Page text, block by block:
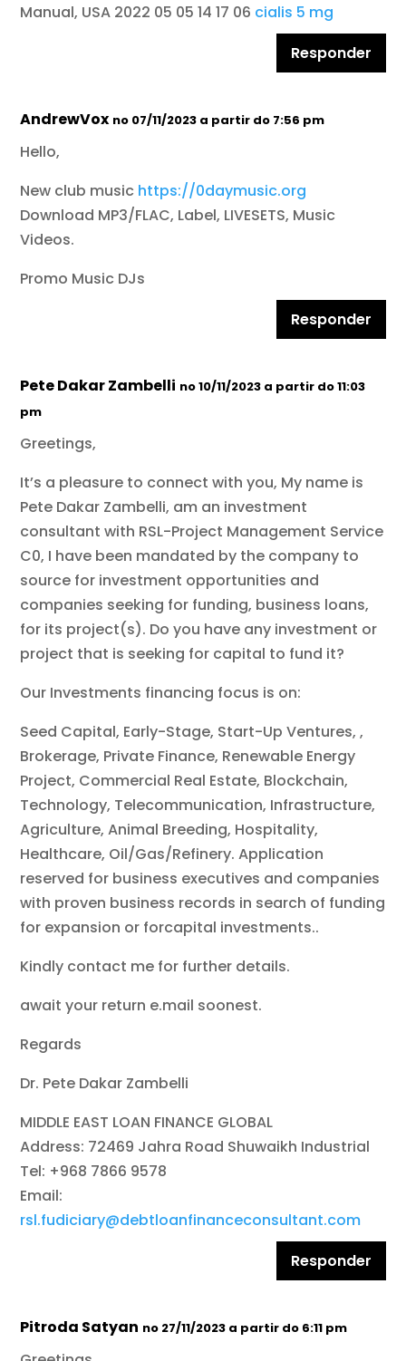
Manual, USA 2022 05 05 14 17 06 cialis 5 mg
Responder
AndrewVox no 07/11/2023 a partir do 7:56 pm
Hello,
New club music https://0daymusic.org
Download MP3/FLAC, Label, LIVESETS, Music
Videos.
Promo Music DJs
Responder
Pete Dakar Zambelli no 10/11/2023 a partir do 11:03
pm
Greetings,
It’s a pleasure to connect with you, My name is
Pete Dakar Zambelli, am an investment
consultant with RSL-Project Management Service
C0, I have been mandated by the company to
source for investment opportunities and
companies seeking for funding, business loans,
for its project(s). Do you have any investment or
project that is seeking for capital to fund it?
Our Investments financing focus is on:
Seed Capital, Early-Stage, Start-Up Ventures, ,
Brokerage, Private Finance, Renewable Energy
Project, Commercial Real Estate, Blockchain,
Technology, Telecommunication, Infrastructure,
Agriculture, Animal Breeding, Hospitality,
Healthcare, Oil/Gas/Refinery. Application
reserved for business executives and companies
with proven business records in search of funding
for expansion or forcapital investments..
Kindly contact me for further details.
await your return e.mail soonest.
Regards
Dr. Pete Dakar Zambelli
MIDDLE EAST LOAN FINANCE GLOBAL
Address: 72469 Jahra Road Shuwaikh Industrial
Tel: +968 7866 9578
Email:
rsl.fudiciary@debtloanfinanceconsultant.com
Responder
Pitroda Satyan no 27/11/2023 a partir do 6:11 pm